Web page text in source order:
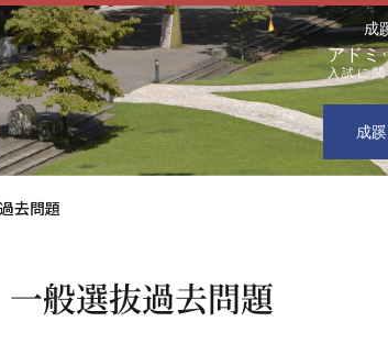
成
アドミ
入試に
成
去問題
一般選抜過去問題